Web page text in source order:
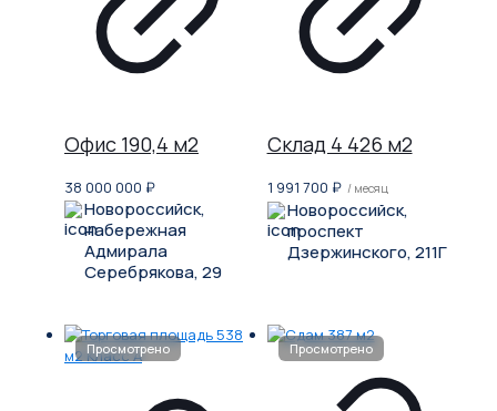
Офис 190,4 м2
38 000 000 ₽
Новороссийск,
набережная
Адмирала
Серебрякова, 29
Склад 4 426 м2
1 991 700 ₽ / месяц
Новороссийск,
проспект
Дзержинского, 211Г